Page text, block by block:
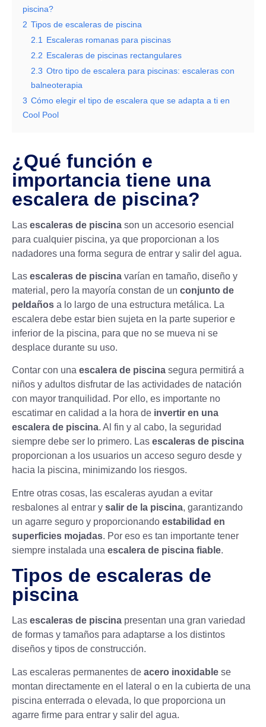
piscina?
2 Tipos de escaleras de piscina
2.1
Escaleras romanas para piscinas
2.2 Escaleras de piscinas rectangulares
2.3 Otro tipo de escalera para piscinas: escaleras con
balneoterapia
3 Cómo elegir el tipo de escalera que se adapta a ti en
Cool Pool
¿Qué función e
importancia tiene una
escalera de piscina?
Las escaleras de piscina son un accesorio esencial
para cualquier piscina, ya que proporcionan a los
nadadores una forma segura de entrar y salir del agua.
Las escaleras de piscina varían en tamaño, diseño y
material, pero la mayoría constan de un conjunto de
peldaños a lo largo de una estructura metálica. La
escalera debe estar bien sujeta en la parte superior e
inferior de la piscina, para que no se mueva ni se
desplace durante su uso.
Contar con una escalera de piscina segura permitirá a
niños y adultos disfrutar de las actividades de natación
con mayor tranquilidad. Por ello, es importante no
escatimar en calidad a la hora de invertir en una
escalera de piscina. Al fin y al cabo, la seguridad
siempre debe ser lo primero. Las escaleras de piscina
proporcionan a los usuarios un acceso seguro desde y
hacia la piscina, minimizando los riesgos.
Entre otras cosas, las escaleras ayudan a evitar
resbalones al entrar y salir de la piscina, garantizando
un agarre seguro y proporcionando estabilidad en
superficies mojadas. Por eso es tan importante tener
siempre instalada una escalera de piscina fiable.
Tipos de escaleras de
piscina
Las escaleras de piscina presentan una gran variedad
de formas y tamaños para adaptarse a los distintos
diseños y tipos de construcción.
Las escaleras permanentes de acero inoxidable se
montan directamente en el lateral o en la cubierta de una
piscina enterrada o elevada, lo que proporciona un
agarre firme para entrar y salir del agua.